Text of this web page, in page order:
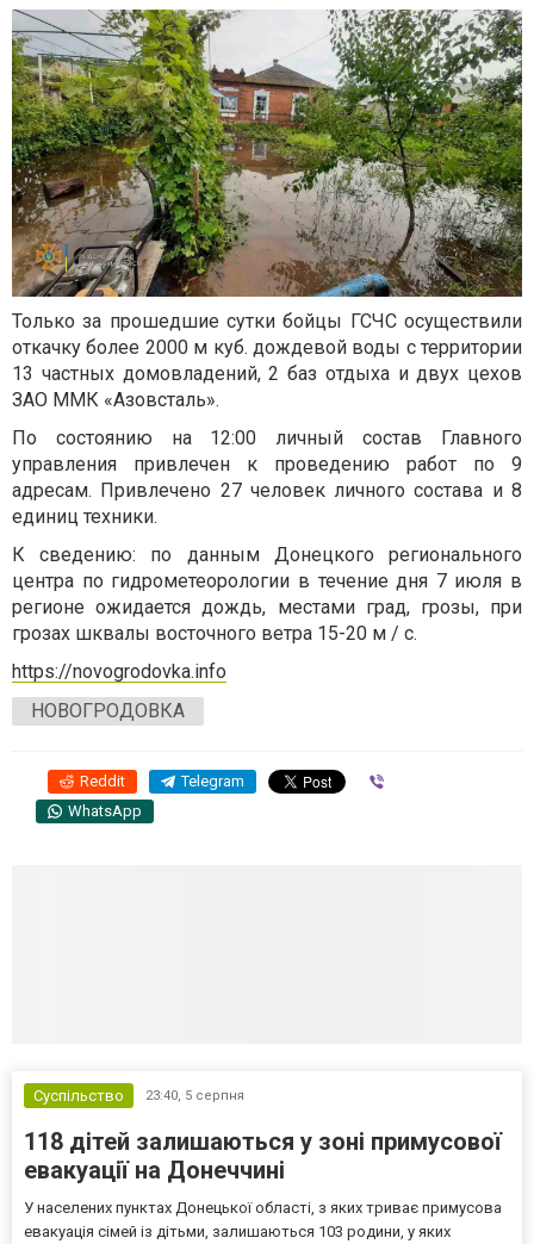
Только за прошедшие сутки бойцы ГСЧС осуществили
откачку более 2000 м куб. дождевой воды с территории
13 частных домовладений, 2 баз отдыха и двух цехов
ЗАО ММК «Азовсталь».
По состоянию на 12:00 личный состав Главного
управления привлечен к проведению работ по 9
адресам. Привлечено 27 человек личного состава и 8
единиц техники.
К сведению: по данным Донецкого регионального
центра по гидрометеорологии в течение дня 7 июля в
регионе ожидается дождь, местами град, грозы, при
грозах шквалы восточного ветра 15-20 м / с.
https://novogrodovka.info
НОВОГРОДОВКА
Reddit Telegram
WhatsApp
Суспільство 23:40, 5 серпня
118 дітей залишаються у зоні примусової
евакуації на Донеччині
У населених пунктах Донецької області, з яких триває примусова
евакуація сімей із дітьми, залишаються 103 родини, у яких